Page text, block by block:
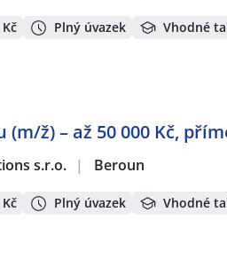
Plný úvazek Vhodné
(m/ž) – až 50 000 Kč,
s.r.o. | Beroun
Plný úvazek Vhodné